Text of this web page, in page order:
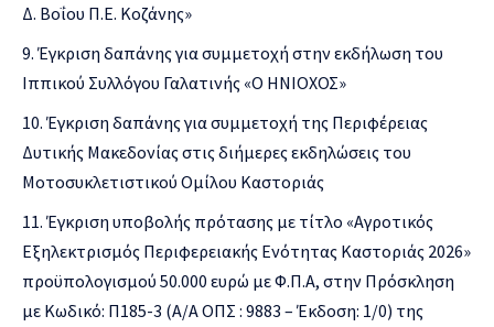
Δ. Βοΐου Π.Ε. Κοζάνης»
Έγκριση δαπάνης για συμμετοχή στην εκδήλωση του
Ιππικού Συλλόγου Γαλατινής «Ο ΗΝΙΟΧΟΣ»
Έγκριση δαπάνης για συμμετοχή της Περιφέρειας
Δυτικής Μακεδονίας στις διήμερες εκδηλώσεις του
Μοτοσυκλετιστικού Ομίλου Καστοριάς
Έγκριση υποβολής πρότασης με τίτλο «Αγροτικός
Εξηλεκτρισμός Περιφερειακής Ενότητας Καστοριάς 2026»
προϋπολογισμού 50.000 ευρώ με Φ.Π.Α, στην Πρόσκληση
με Κωδικό: Π185-3 (Α/Α ΟΠΣ : 9883 – Έκδοση: 1/0) της